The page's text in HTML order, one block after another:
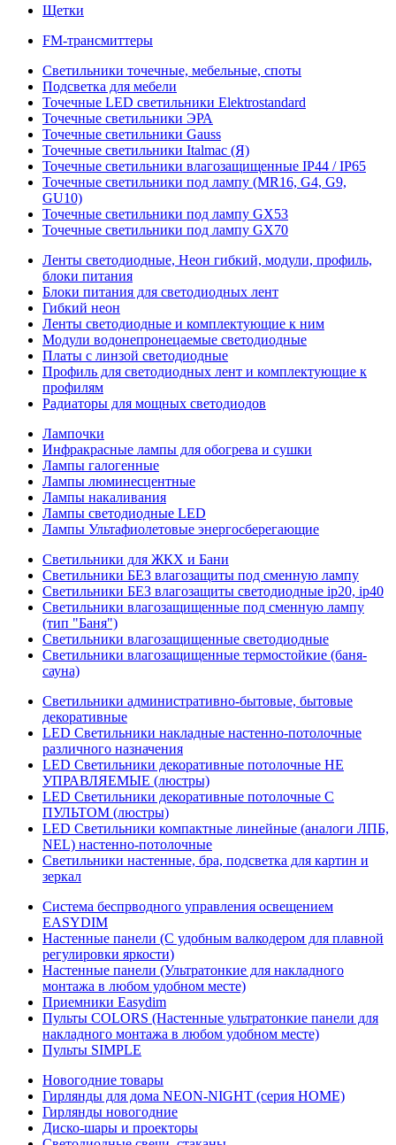
Щетки
FM-трансмиттеры
Светильники точечные, мебельные, споты
Подсветка для мебели
Точечные LED светильники Elektrostandard
Точечные светильники ЭРА
Точечные светильники Gauss
Точечные светильники Italmac (Я)
Точечные светильники влагозащищенные IP44 / IP65
Точечные светильники под лампу (MR16, G4, G9,
GU10)
Точечные светильники под лампу GX53
Точечные светильники под лампу GX70
Ленты светодиодные, Неон гибкий, модули, профиль,
блоки питания
Блоки питания для светодиодных лент
Гибкий неон
Ленты светодиодные и комплектующие к ним
Модули водонепронецаемые светодиодные
Платы с линзой светодиодные
Профиль для светодиодных лент и комплектующие к
профилям
Радиаторы для мощных светодиодов
Лампочки
Инфракрасные лампы для обогрева и сушки
Лампы галогенные
Лампы люминесцентные
Лампы накаливания
Лампы светодиодные LED
Лампы Ультафиолетовые энергосберегающие
Светильники для ЖКХ и Бани
Светильники БЕЗ влагозащиты под сменную лампу
Светильники БЕЗ влагозащиты светодиодные ip20, ip40
Светильники влагозащищенные под сменную лампу
(тип "Баня")
Светильники влагозащищенные светодиодные
Светильники влагозащищенные термостойкие (баня-
сауна)
Светильники административно-бытовые, бытовые
декоративные
LED Cветильники накладные настенно-потолочные
различного назначения
LED Светильники декоративные потолочные НЕ
УПРАВЛЯЕМЫЕ (люстры)
LED Светильники декоративные потолочные С
ПУЛЬТОМ (люстры)
LED Светильники компактные линейные (аналоги ЛПБ,
NEL) настенно-потолочные
Светильники настенные, бра, подсветка для картин и
зеркал
Система беспрводного управления освещением
EASYDIM
Настенные панели (С удобным валкодером для плавной
регулировки яркости)
Настенные панели (Ультратонкие для накладного
монтажа в любом удобном месте)
Приемники Easydim
Пульты COLORS (Настенные ультратонкие панели для
накладного монтажа в любом удобном месте)
Пульты SIMPLE
Новогодние товары
Гирлянды для дома NEON-NIGHT (серия HOME)
Гирлянды новогодние
Диско-шары и проекторы